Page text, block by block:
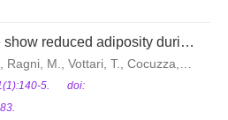
reduced adiposity during
of fat storesM., Vottari, T., Cocuzza,
C., Boschi, F., Marzola, P.,
F., St-Jacques, R.,
5.
doi: